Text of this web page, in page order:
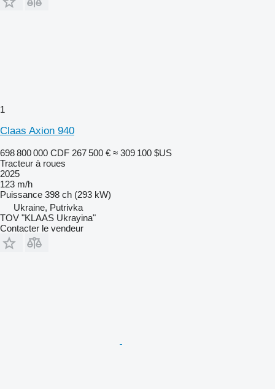
1
Claas Axion 940
698 800 000 CDF 267 500 € ≈ 309 100 $US
Tracteur à roues
2025
123 m/h
Puissance 398 ch (293 kW)
Ukraine, Putrivka
TOV "KLAAS Ukrayina"
Contacter le vendeur